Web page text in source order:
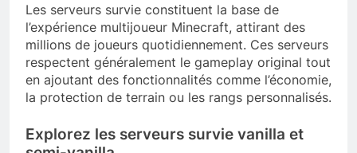
Les serveurs survie constituent la base de
l’expérience multijoueur Minecraft, attirant des
millions de joueurs quotidiennement. Ces serveurs
respectent généralement le gameplay original tout
en ajoutant des fonctionnalités comme l’économie,
la protection de terrain ou les rangs personnalisés.
Explorez les serveurs survie vanilla et